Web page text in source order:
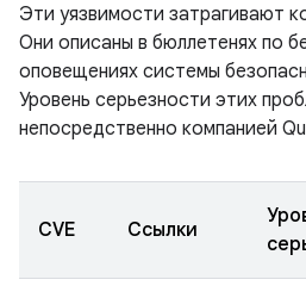
Эти уязвимости затрагивают
Они описаны в бюллетенях по
оповещениях системы
Уровень серьезности этих
непосредственно компанией
CVE Ссылки